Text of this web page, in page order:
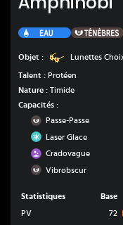
Eau
Objet : Lunettes
Talent : Protéen
Nature : Timide
Capacités :
Ténèbres
Passe-Passe
Glace
Laser Glace
Poison
Cradovague
Ténèbres
Vibrobscur
Statistiques Base
PV
72